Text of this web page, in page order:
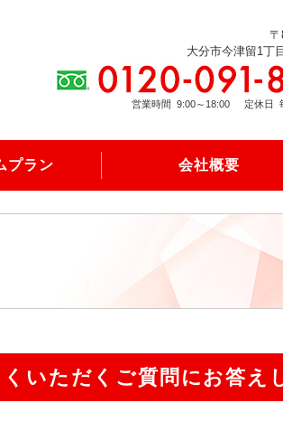
〒
大分市今津留1丁
営業時間 9:00～18:00 定休日
プラン 会社概要
いただくご質問にお答え